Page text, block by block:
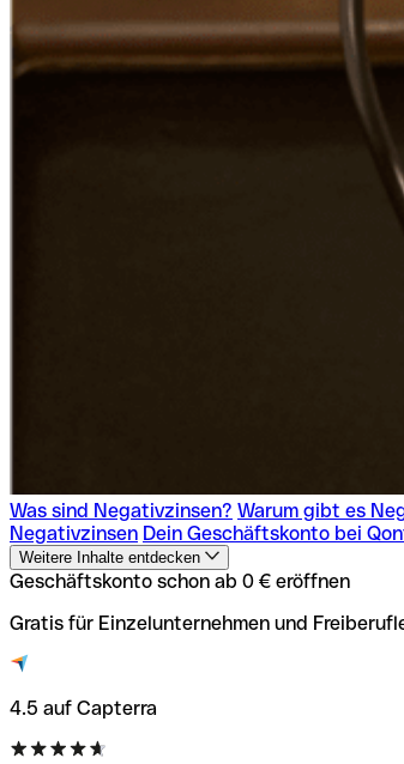
Was sind Negativzinsen? Warum gibt es
Negativzinsen Dein Geschäftskonto bei
Weitere Inhalte entdecken
Geschäftskonto schon ab 0 € eröffnen
Gratis für Einzelunternehmen und
4.5 auf Capterra